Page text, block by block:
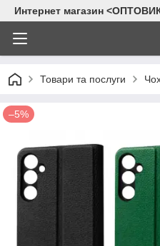
Интернет магазин
Товари та послуги
–5%